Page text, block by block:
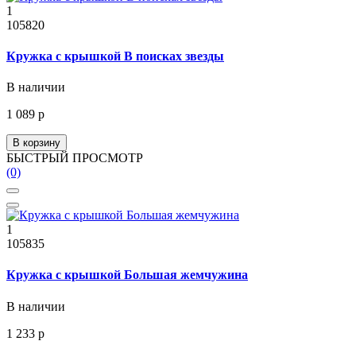
1
105820
Кружка с крышкой В поисках звезды
В наличии
1 089 р
В корзину
БЫСТРЫЙ ПРОСМОТР
(0)
1
105835
Кружка с крышкой Большая жемчужина
В наличии
1 233 р